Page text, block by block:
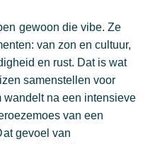
gewoon die vibe. Ze
van zon en cultuur,
en rust. Dat is wat
samenstellen voor
wandelt na een intensieve
van een
gevoel van